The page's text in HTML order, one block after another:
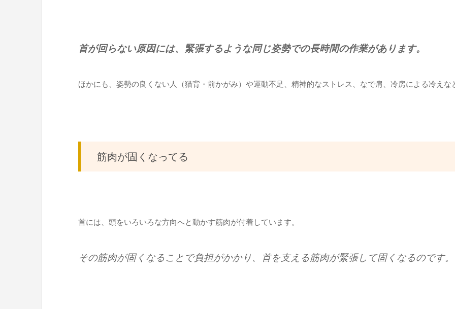
首が回らない原因には、緊張するような同じ姿勢での長時間の作業があります。
ほかにも、姿勢の良くない人（猫背・前かがみ）や運動不足、精神的なストレス、なで肩、冷房による冷えな
筋肉が固くなってる
首には、頭をいろいろな方向へと動かす筋肉が付着しています。
その筋肉が固くなることで負担がかかり、首を支える筋肉が緊張して固くなるのです。